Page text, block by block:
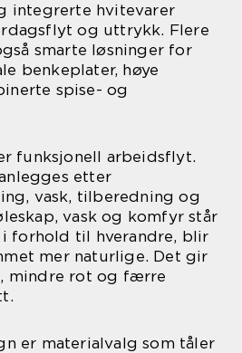
integrerte hvitevarer
og uttrykk. Flere
smarte løsninger for
benkeplater, høye
spise- og
funksjonell arbeidsflyt.
etter
vask, tilberedning og
vask og komfyr står
forhold til hverandre, blir
mer naturlige. Det gir
mindre rot og færre
er materialvalg som tåler